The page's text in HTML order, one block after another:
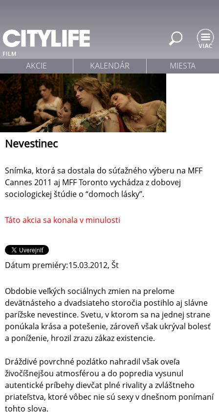
FILM
Nevestinec
Snímka, ktorá sa dostala do súťažného výberu na MFF
Cannes 2011 aj MFF Toronto vychádza z dobovej
sociologickej štúdie o “domoch lásky”.
Táto akcia sa konala v minulosti
Dátum premiéry:15.03.2012, Št
Obdobie veľkých sociálnych zmien na prelome
devätnásteho a dvadsiateho storočia postihlo aj slávne
parížske nevestince. Svetu, v ktorom sa na jednej strane
ponúkala krása a potešenie, zároveň však ukrýval bolesť
a poníženie, hrozil zrazu zákaz existencie.
Dráždivé povrchné pozlátko nahradil však oveľa
živočíšnejšou atmosférou a do popredia vysunul
autentické príbehy dievčat plné rivality a zvláštneho
priateľstva, ktoré vôbec nie sú sexy v dnešnom ponímaní
tohto slova.
AKCIE KALENDÁR MIESTA